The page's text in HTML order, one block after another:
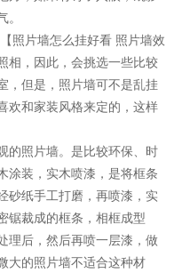
照片墙怎么挂好看 照片墙效
相，因此，会挑选一些比较
，但是，照片墙可不是乱挂
欢和家装风格来定的，这样
的照片墙。是比较环保、时
涂装，实木喷漆，是将框条
砂纸手工打磨，再喷漆，实
锯裁成的框条，相框成型
理后，然后再喷一层漆，做
大的照片墙不适合这种材